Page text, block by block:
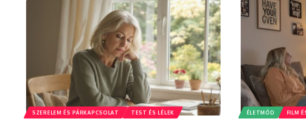
SZERELEM ÉS PÁRKAPCSOLAT TEST ÉS LÉLEK ÉLETMÓD FILM